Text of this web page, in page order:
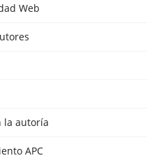
Web
la autoría
APC